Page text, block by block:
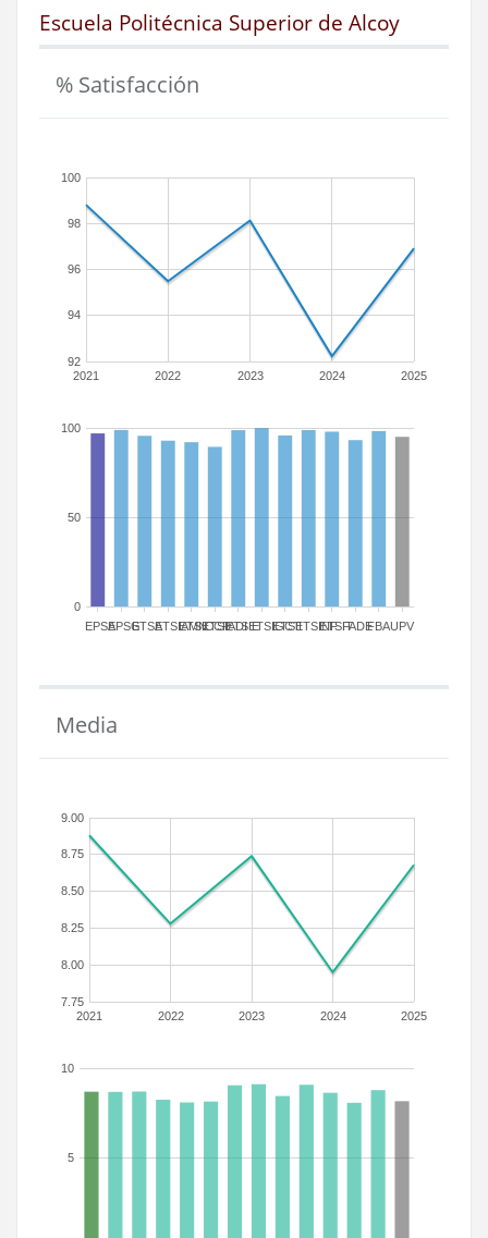
Escuela Politécnica Superior de Alcoy
% Satisfacción
2021 2022 2023 2024 2025
92
94
96
98
100
EPSAEPSGETSAETSIAMN
ETSICCP
ETSIADI
ETSIEETSIGCT
ETSIIETSINFETSITFADEFBAUPV
0
50
100
Media
2021 2022 2023 2024 2025
7.75
8.00
8.25
8.50
8.75
9.00
5
10